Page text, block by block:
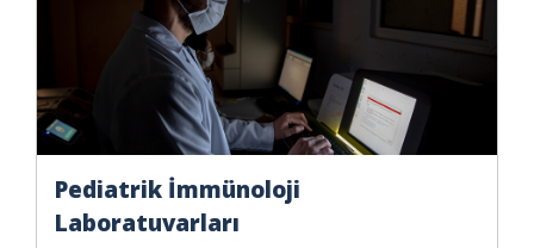
Pediatrik İmmünoloji
Laboratuvarları